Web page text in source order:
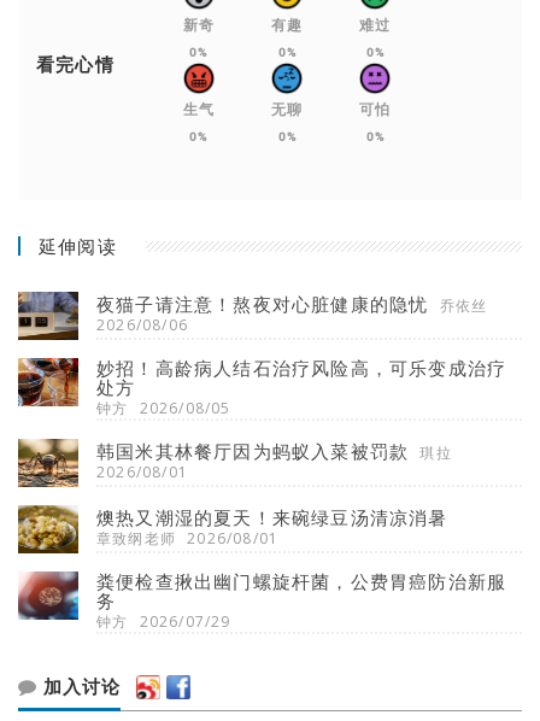
看完心情
新奇
0%
有趣
0%
难过
0%
生气
0%
无聊
0%
可怕
0%
延伸阅读
夜猫子请注意！熬夜对心脏健康的隐忧
乔依丝
2026/08/06
妙招！高龄病人结石治疗风险高，可乐变成治疗
处方
钟方 2026/08/05
韩国米其林餐厅因为蚂蚁入菜被罚款
琪拉
2026/08/01
燠热又潮湿的夏天！来碗绿豆汤清凉消暑
章致纲老师 2026/08/01
粪便检查揪出幽门螺旋杆菌，公费胃癌防治新服
务
钟方 2026/07/29
加入讨论